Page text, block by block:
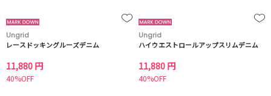
Ungrid
レースドッキングルーズデニム
11,880 円
40%OFF
Ungrid
ハイウエストロールアップスリムデニム
11,880 円
40%OFF